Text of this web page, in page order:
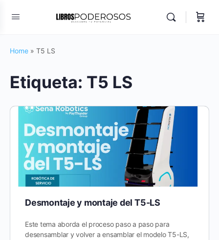
Home » T5 LS
Etiqueta: T5 LS
Desmontaje y montaje del T5-LS
Este tema aborda el proceso paso a paso para
desensamblar y volver a ensamblar el modelo T5-LS,